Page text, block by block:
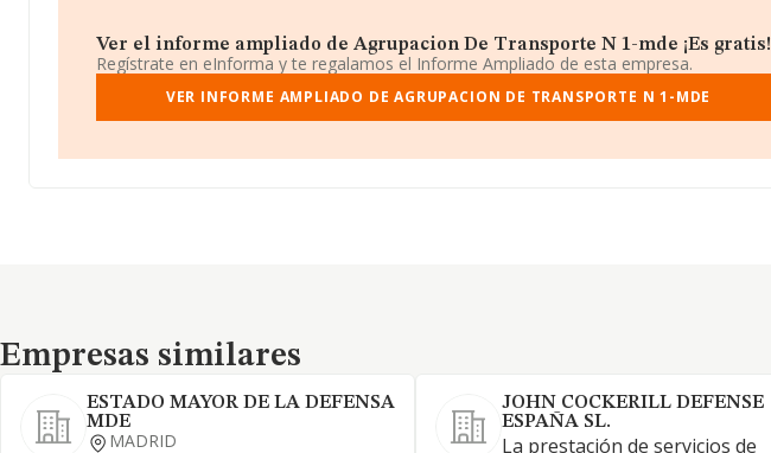
Ver el informe ampliado de Agrupacion De Transporte N 1-mde ¡Es gratis!
Regístrate en eInforma y te regalamos el Informe Ampliado de esta empresa.
VER INFORME AMPLIADO DE AGRUPACION DE TRANSPORTE N 1-MDE
Empresas similares
Empresas similares
ESTADO MAYOR DE LA DEFENSA
MDE
MADRID
JOHN COCKERILL DEFENSE
ESPAÑA SL.
La prestación de servicios de